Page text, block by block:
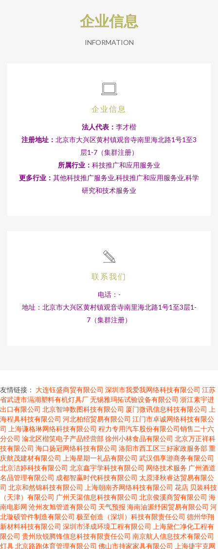
企业信息
INFORMATION
企业信息
法人代表： 李才楷
注册地址： 北京市大兴区黄村镇观音寺南里海北路1号1至3
层1-7（集群注册）
所属行业： 科技推广和应用服务业
更多行业： 其他科技推广服务业,科技推广和应用服务业,科学
研究和技术服务业
联系我们
电话：-
地址：北京市大兴区黄村镇观音寺南里海北路1号1至3层1-
7（集群注册）
友情链接： 大连钰盛商贸有限公司 深圳市我爱我网络科技有限公司 江苏
省武进市滆湖塑料有机灯具厂无锡雅玛拓试验设备有限公司 浙江素宇进
出口有限公司 北京智坤数图科技有限公司 厦门微讯信息科技有限公司
上
海程具科技有限公司 河北柏绍贸易有限公司 江门市卓诚网络科技有限公
司
上海谦格琳网络科技有限公司 程力专用汽车股份有限公司销售二十六
分公司 渝北区楷笑电子产品经营部徐州小林食品有限公司 北京万正祥科
技有限公司 海口扬冠网络科技有限公司 洛阳市西工区三好家政服务部重
庆航茂建材有限公司
上海星期一礼品有限公司 武汉倡享游商务有限公司
北京洁婷科技有限公司 北京鑫宇学科技有限公司 网络技术服务 广州酒道
名品管理有限公司 成都智赢时代科技有限公司 太原泽秋睿达贸易有限公
司 北京和然锦科技有限公司 上海朝南齐网络科技有限公司 花店 贝装科技
（天津）有限公司 广州天渠信息科技有限公司 北京俊溪商贸有限公司 海
南电影网 沧州友旭管道有限公司 天气预报 海南油源纾困贸易有限公司 河
北璇硕管件制造有限公司 极至创造（深圳）科技有限责任公司 德州华翔
新材料科技有限公司 深圳市泽成环境工程有限公司
上海黛仁净化工程有
限公司 贵州欣锐腾锋信息科技有限责任公司 南京航人信息技术有限公司
灯具北京路跑体育管理有限公司 佛山市持家家具有限公司 上海捷宇克网